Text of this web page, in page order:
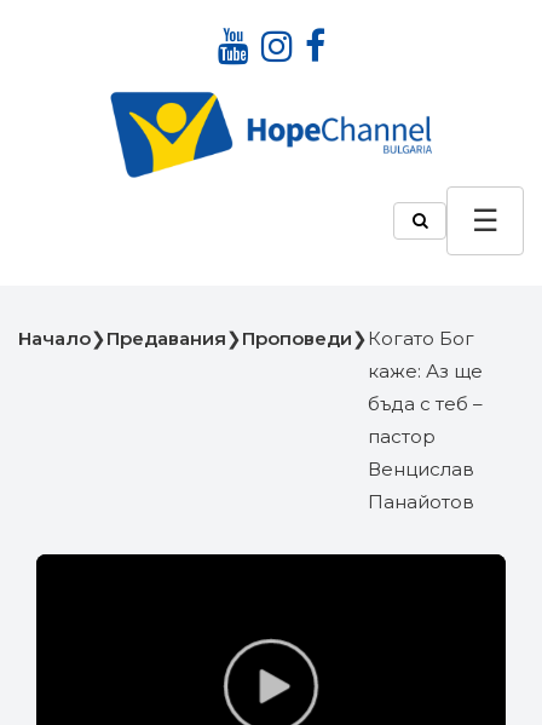
Начало❯Предавания❯Проповеди❯Когато Бог
каже: Аз ще
бъда с теб –
пастор
Венцислав
Панайотов
Play